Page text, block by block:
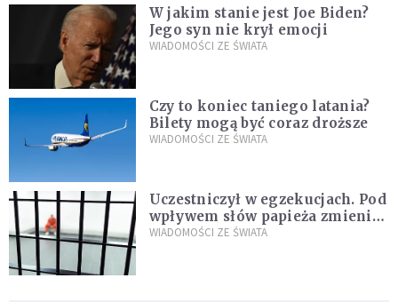
W jakim stanie jest Joe Biden?
Jego syn nie krył emocji
WIADOMOŚCI ZE ŚWIATA
Czy to koniec taniego latania?
Bilety mogą być coraz droższe
WIADOMOŚCI ZE ŚWIATA
Uczestniczył w egzekucjach. Pod
wpływem słów papieża zmienił
zdanie
WIADOMOŚCI ZE ŚWIATA